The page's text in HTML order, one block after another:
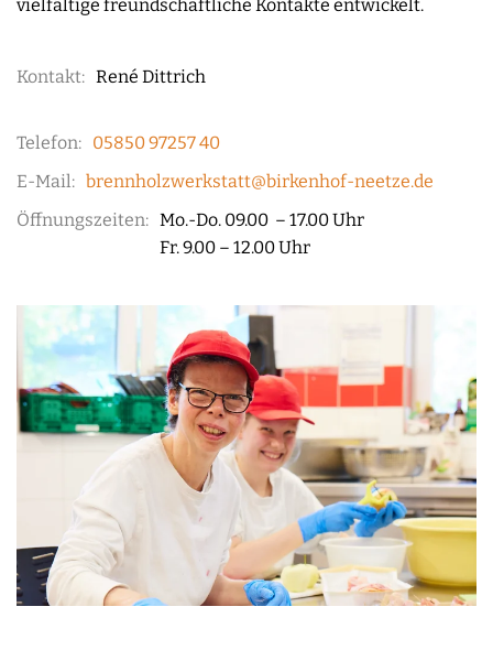
vielfältige freundschaftliche Kontakte entwickelt.
Kontakt: René Dittrich
Telefon: 05850 97257 40
E-Mail: brennholzwerkstatt@birkenhof-neetze.de
Öffnungszeiten: Mo.-Do. 09.00 – 17.00 Uhr
Fr. 9.00 – 12.00 Uhr